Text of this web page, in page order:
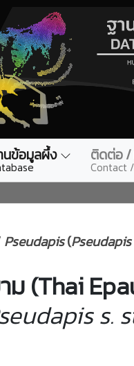
นข้อมูลผึ้ง ติดต่อ /
Contact
Pseudapis(
(Thai
s.